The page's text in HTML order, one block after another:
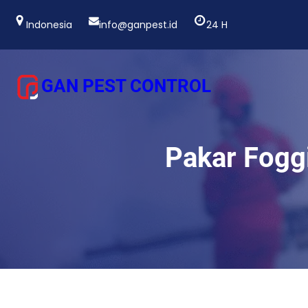
Indonesia info@ganpest.id 24 H
GAN PEST CONTROL
Pakar